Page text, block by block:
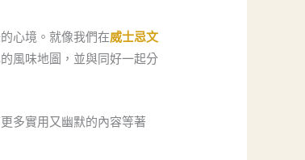
心境。就像我們在威士忌文
風味地圖，並與同好一起分
多實用又幽默的內容等著